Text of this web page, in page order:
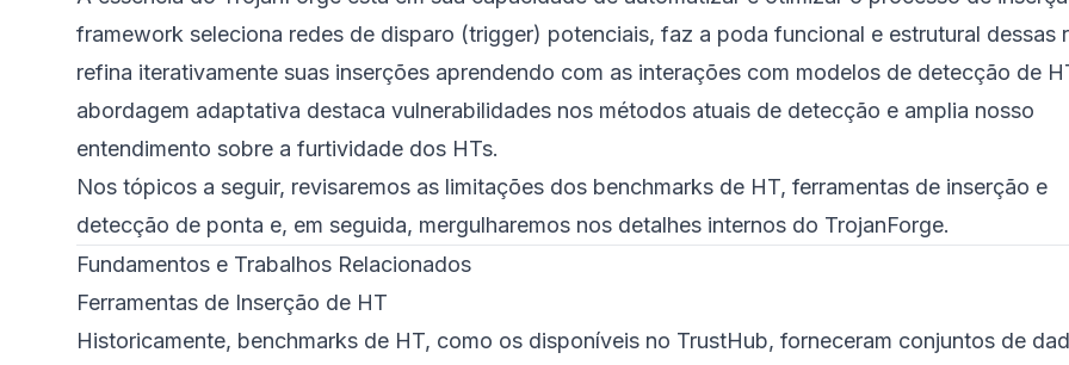
framework seleciona redes de disparo (trigger) potenciais, faz a poda funcional e estrutural dessas
refina iterativamente suas inserções aprendendo com as interações com modelos de detecção de
abordagem adaptativa destaca vulnerabilidades nos métodos atuais de detecção e amplia nosso
entendimento sobre a furtividade dos HTs.
Nos tópicos a seguir, revisaremos as limitações dos benchmarks de HT, ferramentas de inserção e
detecção de ponta e, em seguida, mergulharemos nos detalhes internos do TrojanForge.
Fundamentos e Trabalhos Relacionados
Ferramentas de Inserção de HT
Historicamente, benchmarks de HT, como os disponíveis no TrustHub, forneceram conjuntos de